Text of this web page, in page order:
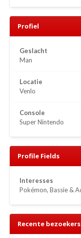
Profiel
Geslacht
Man
Locatie
Venlo
Console
Super Nintendo
Profile Fields
Interesses
Pokémon, Bassie &
Recente